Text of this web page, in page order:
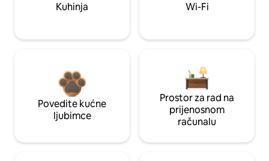
Kuhinja Wi-Fi
Povedite kućne
ljubimce
Prostor za rad na
prijenosnom
računalu